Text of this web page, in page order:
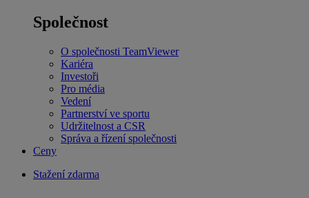
Společnost
O společnosti TeamViewer
Kariéra
Investoři
Pro média
Vedení
Partnerství ve sportu
Udržitelnost a CSR
Správa a řízení společnosti
Ceny
Stažení zdarma